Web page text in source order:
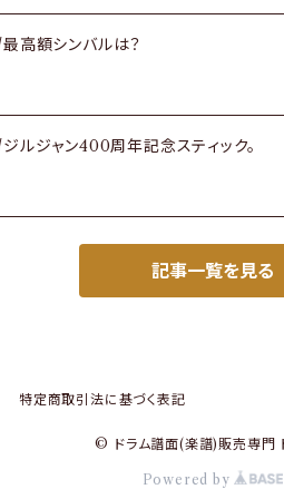
高額シンバルは？
ルジャン400周年記念スティック。
記事一覧を見る
特定商取引法に基づく表記
© ドラム譜面(楽譜)販売専門
Powered by